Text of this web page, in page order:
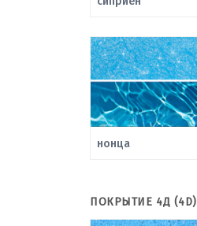
нонца
ПОКРЫТИЕ 4Д (4D)